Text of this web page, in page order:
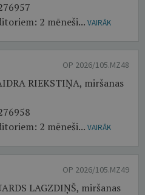
2 mēneši... VAIRĀK
OP 2026/105.MZ48
RIEKSTIŅA, miršanas
2 mēneši... VAIRĀK
OP 2026/105.MZ49
LAGZDIŅŠ, miršanas